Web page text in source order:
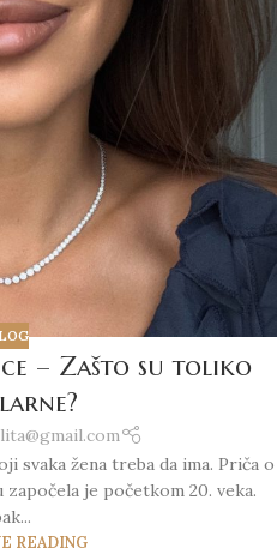
– Zašto su toliko
svaka žena treba da ima. Priča o
je početkom 20. veka.
READING